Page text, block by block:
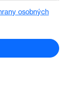
osobných